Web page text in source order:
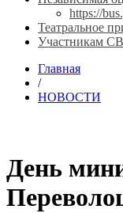
https://
Театральное
Участникам
Главная
/
НОВОСТИ
День